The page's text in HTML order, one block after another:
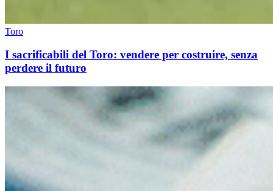
Toro
I sacrificabili del Toro: vendere per costruire, senza
perdere il futuro